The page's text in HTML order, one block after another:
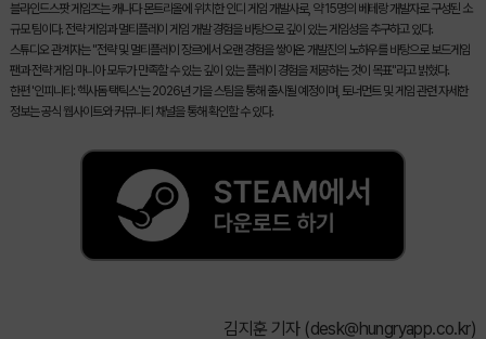
블라인드스팟 게임즈는 캐나다 몬트리올에 위치한 인디 게임 개발사로, 약 15명의 베테랑 개발자로 구성된 소
규모 팀이다. 전략 게임과 멀티플레이 게임 개발 경험을 바탕으로 깊이 있는 게임성을 추구하고 있다.
스튜디오 관계자는 "전략 및 멀티플레이 장르에서 오랜 경험을 쌓아온 개발진의 노하우를 바탕으로 보드게임
팬과 전략 게임 마니아 모두가 만족할 수 있는 깊이 있는 플레이 경험을 제공하는 것이 목표"라고 밝혔다.
한편 '인피니티: 헥사돔 택틱스'는 2026년 가을 스팀을 통해 출시될 예정이며, 토너먼트 및 게임 관련 자세한
정보는 공식 웹사이트와 커뮤니티 채널을 통해 확인할 수 있다.
김지훈 기자 (desk@hungryapp.co.kr)